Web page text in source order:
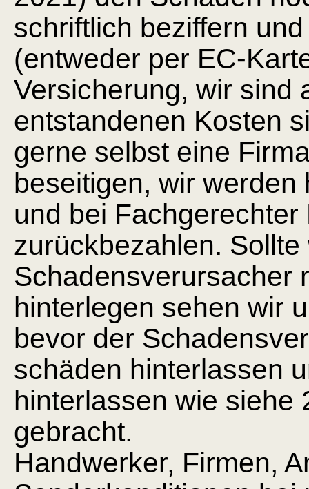
schriftlich beziffern
(entweder per EC-
Versicherung, wir sind
entstandenen Kosten
gerne selbst eine
beseitigen, wir
und bei
zurückbezahlen.
Schadensverursacher
hinterlegen sehen wir
bevor der
schäden hinterlassen
hinterlassen wie siehe
gebracht.
Handwerker, Firmen,